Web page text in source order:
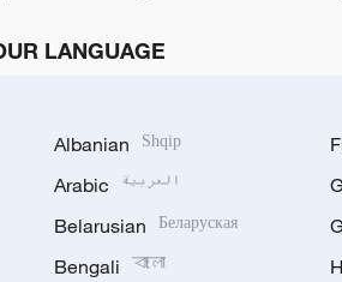
LANGUAGE
Albanian Shqip
Arabic العربية
Belarusian Беларуская
Bengali বাংলা